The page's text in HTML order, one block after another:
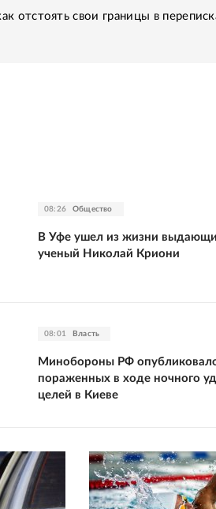
отстоять свои границы в
08:26 Общество
В Уфе ушел из жизни
ученый Николай Криони
08:01 Власть
Минобороны РФ
пораженных в ходе ночного
целей в Киеве